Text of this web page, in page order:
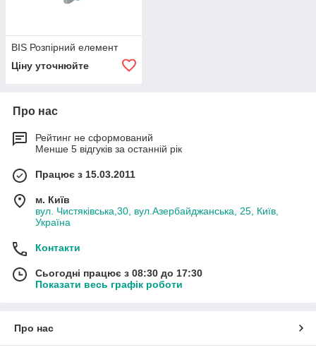
BIS Розпірний елемент
Ціну уточнюйте
Про нас
Рейтинг не сформований
Менше 5 відгуків за останній рік
Працює з 15.03.2011
м. Київ
вул. Чистяківська,30, вул.Азербайджанська, 25, Київ,
Україна
Контакти
Сьогодні працює з 08:30 до 17:30
Показати весь графік роботи
Про нас